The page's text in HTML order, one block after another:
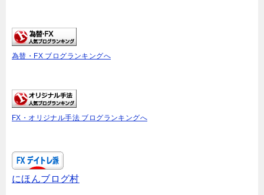
為替・FX ブログランキングへ
FX・オリジナル手法 ブログランキングへ
にほんブログ村